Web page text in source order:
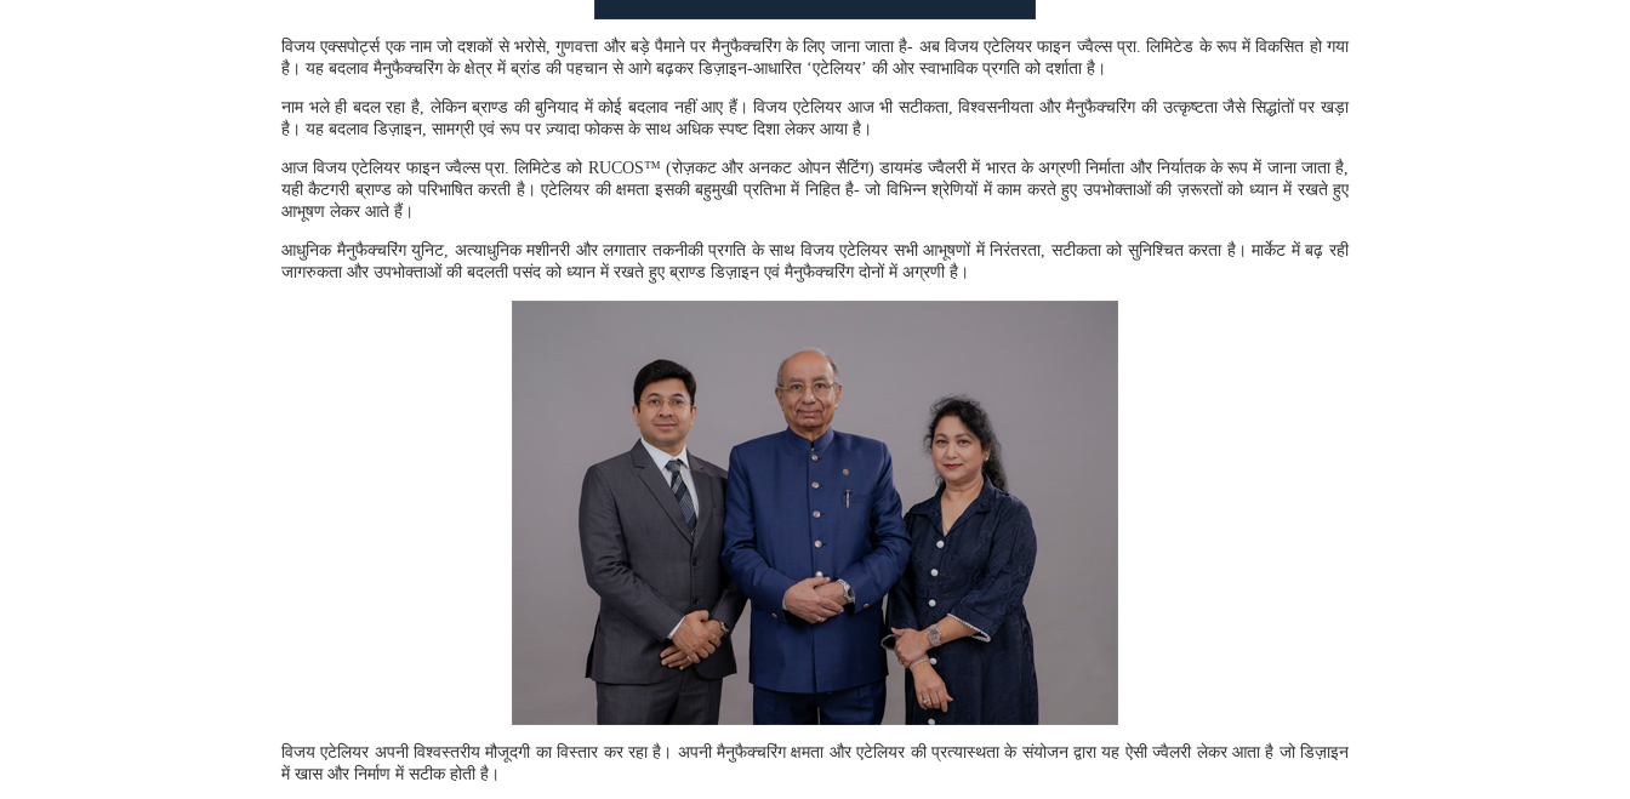
विजय एक्सपोर्ट्स एक नाम जो दशकों से भरोसे, गुणवत्ता और बड़े पैमाने पर मैनुफैक्चरिंग के लिए जाना जाता है- अब विजय एटेलियर फाइन ज्वैल्स प्रा. लिमिटेड के रूप में विकसित हो गया
है। यह बदलाव मैनुफैक्चरिंग के क्षेत्र में ब्रांड की पहचान से आगे बढ़कर डिज़ाइन-आधारित ‘एटेलियर’ की ओर स्वाभाविक प्रगति को दर्शाता है।
नाम भले ही बदल रहा है, लेकिन ब्राण्ड की बुनियाद में कोई बदलाव नहीं आए हैं। विजय एटेलियर आज भी सटीकता, विश्वसनीयता और मैनुफैक्चरिंग की उत्कृष्टता जैसे सिद्धांतों पर खड़ा
है। यह बदलाव डिज़ाइन, सामग्री एवं रूप पर ज़्यादा फोकस के साथ अधिक स्पष्ट दिशा लेकर आया है।
आज विजय एटेलियर फाइन ज्वैल्स प्रा. लिमिटेड को RUCOS™ (रोज़कट और अनकट ओपन सैटिंग) डायमंड ज्वैलरी में भारत के अग्रणी निर्माता और निर्यातक के रूप में जाना जाता है,
यही कैटगरी ब्राण्ड को परिभाषित करती है। एटेलियर की क्षमता इसकी बहुमुखी प्रतिभा में निहित है- जो विभिन्न श्रेणियों में काम करते हुए उपभोक्ताओं की ज़रूरतों को ध्यान में रखते हुए
आभूषण लेकर आते हैं।
आधुनिक मैनुफैक्चरिंग युनिट, अत्याधुनिक मशीनरी और लगातार तकनीकी प्रगति के साथ विजय एटेलियर सभी आभूषणों में निरंतरता, सटीकता को सुनिश्चित करता है। मार्केट में बढ़ रही
जागरुकता और उपभोक्ताओं की बदलती पसंद को ध्यान में रखते हुए ब्राण्ड डिज़ाइन एवं मैनुफैक्चरिंग दोनों में अग्रणी है।
विजय एटेलियर अपनी विश्वस्तरीय मौजूदगी का विस्तार कर रहा है। अपनी मैनुफैक्चरिंग क्षमता और एटेलियर की प्रत्यास्थता के संयोजन द्वारा यह ऐसी ज्वैलरी लेकर आता है जो डिज़ाइन
में खास और निर्माण में सटीक होती है।